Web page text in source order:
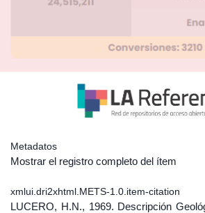
Metadatos
Mostrar el registro completo del ítem
xmlui.dri2xhtml.METS-1.0.item-citation
LUCERO, H.N., 1969. Descripción